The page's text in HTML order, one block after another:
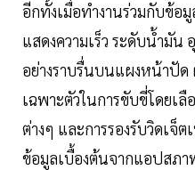
อีกทั้งเมื่อทำงานร่วมกับข้อ
แสดงความเร็ว ระดับน้ำมั
อย่างราบรื่นบนแผงหน้าปัด
เฉพาะตัวในการขับขี่โดยเ
ต่างๆ และการรองรับวิดเจ็
ข้อมูลเบื้องต้นจากแอปสภ